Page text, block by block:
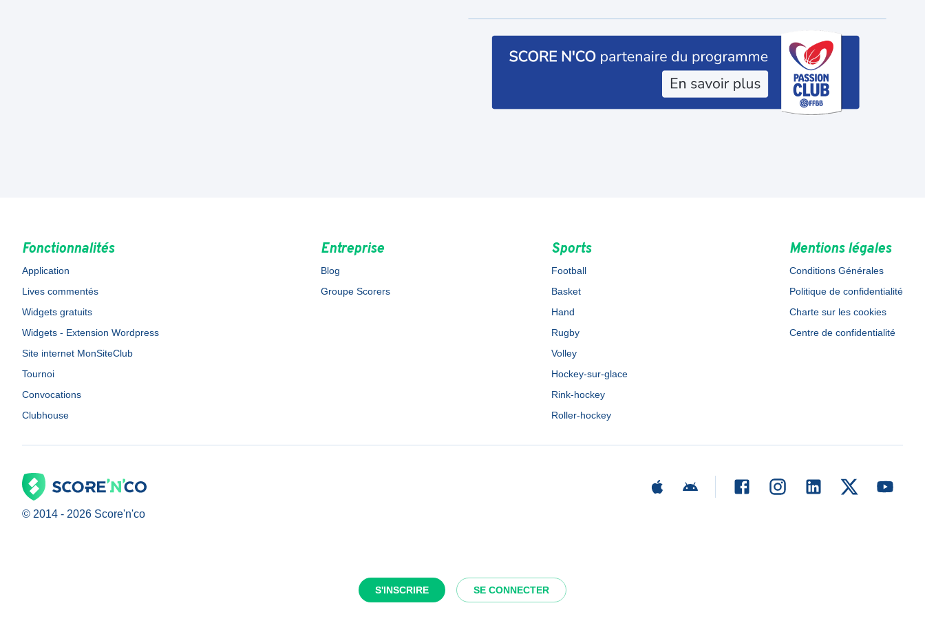
S'INSCRIRE SE CONNECTER
Fonctionnalités
Application
Lives commentés
Widgets gratuits
Widgets - Extension Wordpress
Site internet MonSiteClub
Tournoi
Convocations
Clubhouse
Entreprise
Blog
Groupe Scorers
Sports
Football
Basket
Hand
Rugby
Volley
Hockey-sur-glace
Rink-hockey
Roller-hockey
Mentions légales
Conditions Générales
Politique de confidentialité
Charte sur les cookies
Centre de confidentialité
© 2014 - 2026 Score'n'co